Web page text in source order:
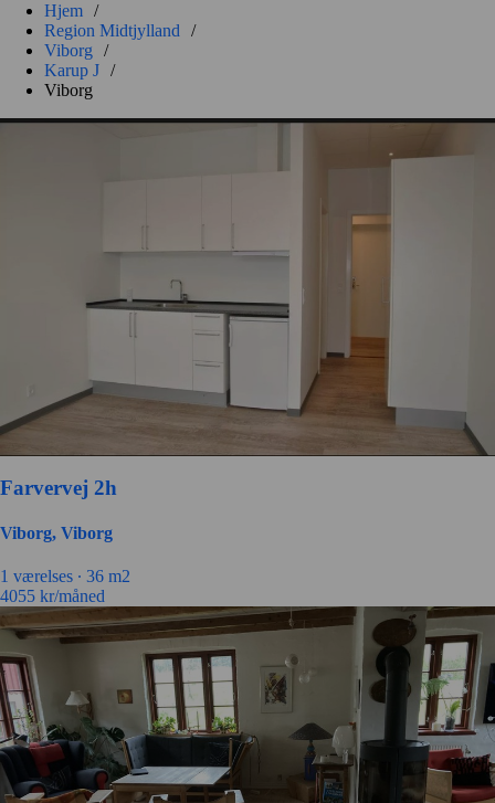
Hjem /
Region Midtjylland /
Viborg /
Karup J /
Viborg
Farvervej 2h
Viborg, Viborg
1 værelses ∙ 36 m2
4055 kr/måned